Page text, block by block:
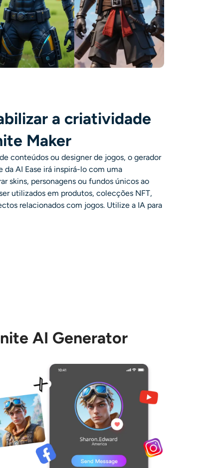
a criatividade
Maker
conteúdos ou designer de jogos, o gerador
da AI Ease irá inspirá-lo com uma
skins, personagens ou fundos únicos ao
utilizados em produtos, colecções NFT,
relacionados com jogos. Utilize a IA para
AI Generator